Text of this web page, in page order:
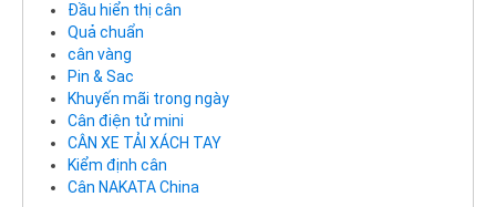
Đầu hiển thị cân
Quả chuẩn
cân vàng
Pin & Sac
Khuyến mãi trong ngày
Cân điện tử mini
CÂN XE TẢI XÁCH TAY
Kiểm định cân
Cân NAKATA China